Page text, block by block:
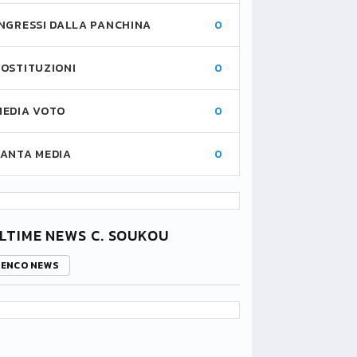
DALLA PANCHINA 0
0
VOTO 0
MEDIA 0
NEWS C. SOUKOU
NEWS